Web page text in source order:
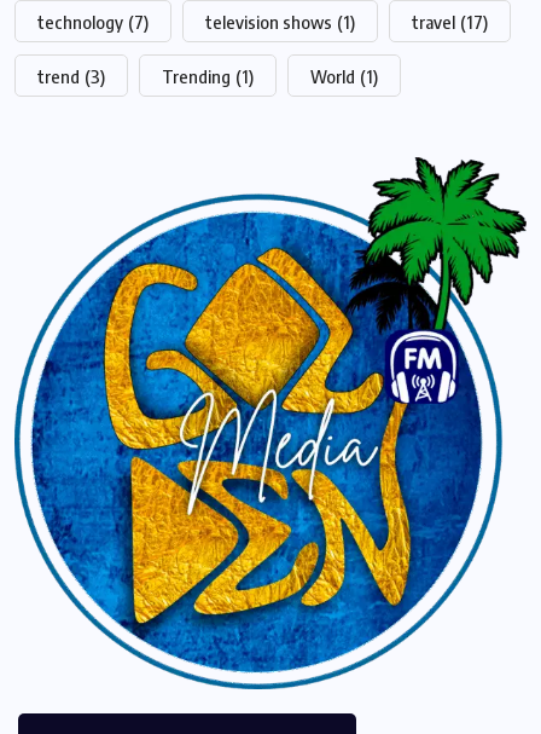
technology (7) television shows (1) travel (17)
trend (3) Trending (1) World (1)